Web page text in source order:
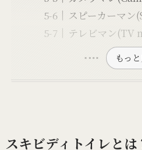
スピーカーマ
テレビマン(TV
もっ
スキビディトイレとは